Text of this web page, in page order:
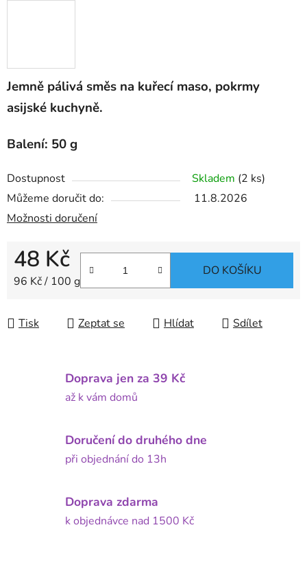
Jemně pálivá směs na kuřecí maso, pokrmy
asijské kuchyně.
Balení: 50 g
Dostupnost Skladem (2 ks)
Můžeme doručit do:
11.8.2026
Možnosti doručení
48 Kč
Měrná cena:
96 Kč / 100 g
DO KOŠÍKU
Tisk Zeptat se Hlídat Sdílet
Doprava jen za 39 Kč
až k vám domů
Doručení do druhého dne
při objednání do 13h
Doprava zdarma
k objednávce nad 1500 Kč